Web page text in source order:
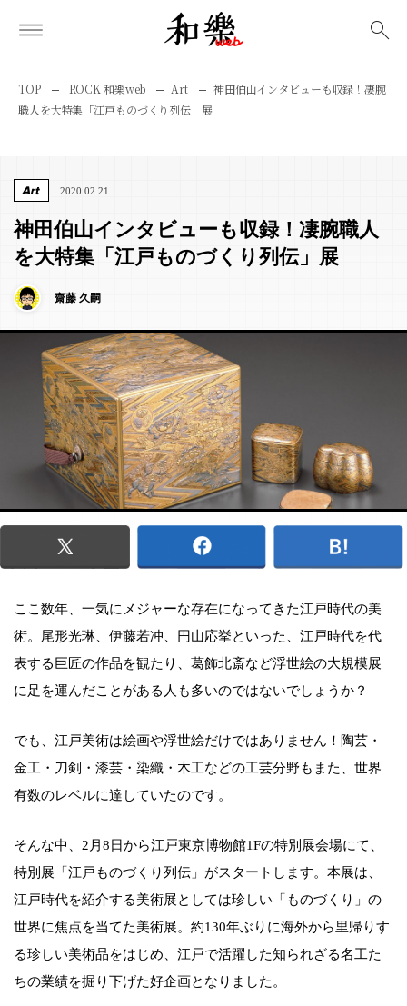
TOP ROCK 和樂web Art
神田伯山インタビューも収録！凄腕
職人を大特集「江戸ものづくり列伝」展
Art 2020.02.21
神田伯山インタビューも収録！凄腕職人
を大特集「江戸ものづくり列伝」展
齋藤 久嗣
ここ数年、一気にメジャーな存在になってきた江戸時代の美
術。尾形光琳、伊藤若冲、円山応挙といった、江戸時代を代
表する巨匠の作品を観たり、葛飾北斎など浮世絵の大規模展
に足を運んだことがある人も多いのではないでしょうか？
でも、江戸美術は絵画や浮世絵だけではありません！陶芸・
金工・刀剣・漆芸・染織・木工などの工芸分野もまた、世界
有数のレベルに達していたのです。
そんな中、2月8日から江戸東京博物館1Fの特別展会場にて、
特別展「江戸ものづくり列伝」がスタートします。本展は、
江戸時代を紹介する美術展としては珍しい「ものづくり」の
世界に焦点を当てた美術展。約130年ぶりに海外から里帰りす
る珍しい美術品をはじめ、江戸で活躍した知られざる名工た
ちの業績を掘り下げた好企画となりました。